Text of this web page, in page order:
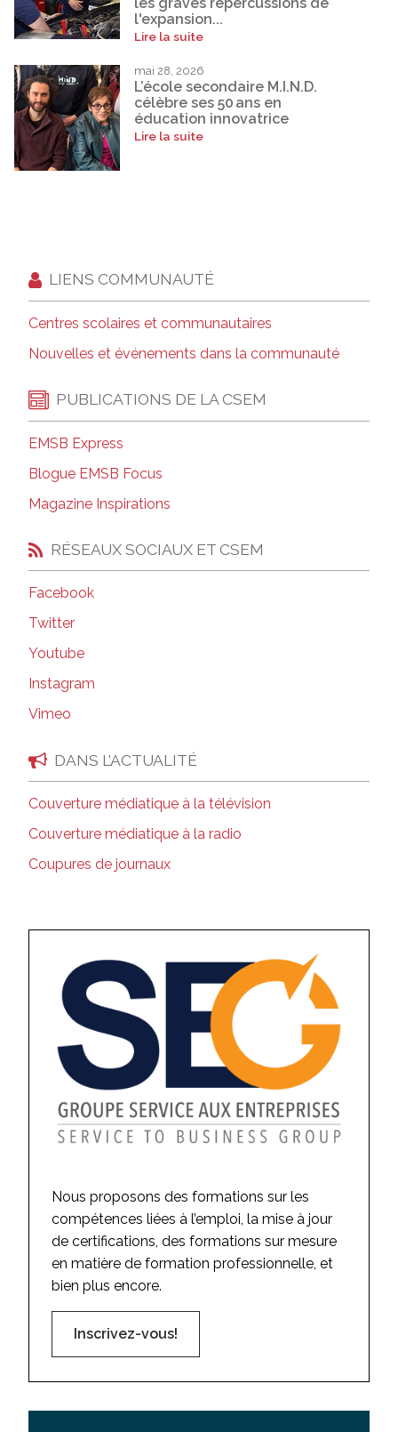
l'expansion...
Lire la suite
mai 28, 2026
L’école secondaire M.I.N.D.
célèbre ses 50 ans en
éducation innovatrice
Lire la suite
LIENS COMMUNAUTÉ
Centres scolaires et communautaires
Nouvelles et événements dans la communauté
PUBLICATIONS DE LA CSEM
EMSB Express
Blogue EMSB Focus
Magazine Inspirations
RÉSEAUX SOCIAUX ET CSEM
Facebook
Twitter
Youtube
Instagram
Vimeo
DANS L’ACTUALITÉ
Couverture médiatique à la télévision
Couverture médiatique à la radio
Coupures de journaux
Nous proposons des formations sur les
compétences liées à l’emploi, la mise à jour
de certifications, des formations sur mesure
en matière de formation professionnelle, et
bien plus encore.
Inscrivez-vous!